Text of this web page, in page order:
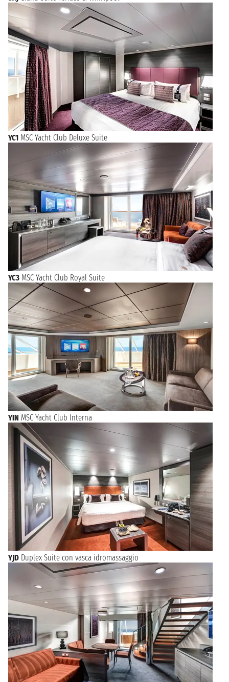
YC1 MSC Yacht Club Deluxe Suite
YC3 MSC Yacht Club Royal Suite
YIN MSC Yacht Club Interna
YJD Duplex Suite con vasca idromassaggio